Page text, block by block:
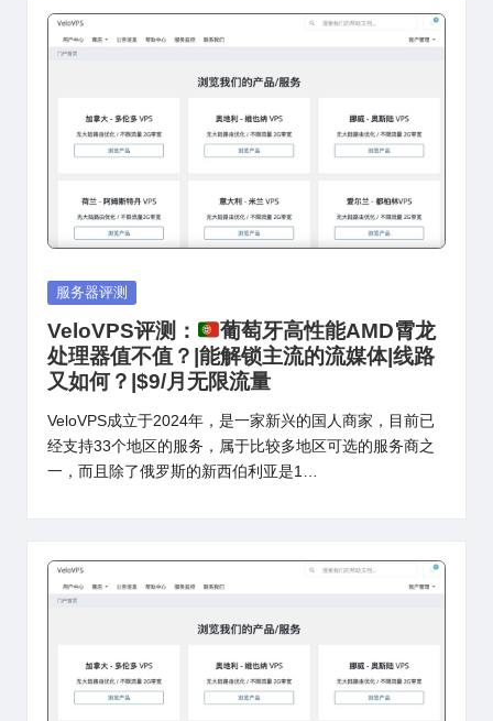
Posted
服务器评测
VeloVPS评测：
葡萄牙高性能AMD霄龙
处理器值不值？|能解锁主流的流媒体|线路
又如何？|$9/月无限流量
VeloVPS成立于2024年，是一家新兴的国人商家，目前已
经支持33个地区的服务，属于比较多地区可选的服务商之
一，而且除了俄罗斯的新西伯利亚是1…